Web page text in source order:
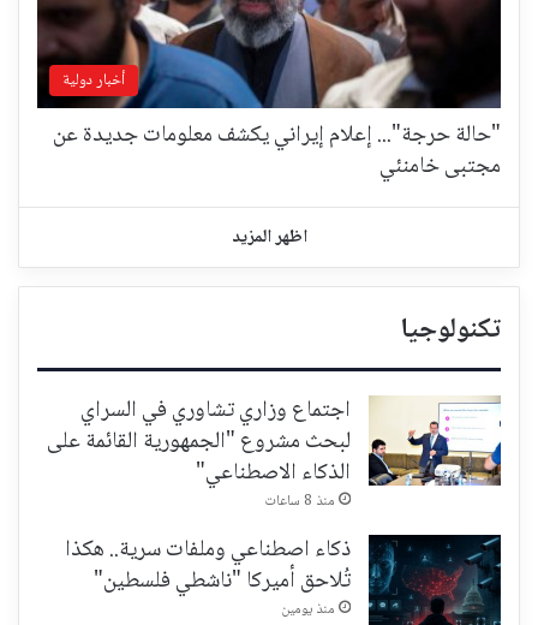
أخبار دولية
"حالة حرجة"... إعلام إيراني يكشف معلومات جديدة عن
مجتبى خامنئي
اظهر المزيد
تكنولوجيا
اجتماع وزاري تشاوري في السراي
لبحث مشروع "الجمهورية القائمة على
الذكاء الاصطناعي"
منذ 8 ساعات
ذكاء اصطناعي وملفات سرية.. هكذا
تُلاحق أميركا "ناشطي فلسطين"
منذ يومين